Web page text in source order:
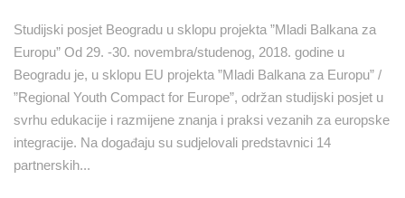
Studijski posjet Beogradu u sklopu projekta ”Mladi Balkana za
Europu” Od 29. -30. novembra/studenog, 2018. godine u
Beogradu je, u sklopu EU projekta ”Mladi Balkana za Europu” /
”Regional Youth Compact for Europe”, održan studijski posjet u
svrhu edukacije i razmijene znanja i praksi vezanih za europske
integracije. Na događaju su sudjelovali predstavnici 14
partnerskih...